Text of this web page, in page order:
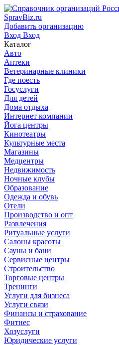
SpravBiz.ru
Добавить организацию
Вход Вход
Каталог
Авто
Аптеки
Ветеринарные клиники
Где поесть
Госуслуги
Для детей
Дома отдыха
Интернет компании
Йога центры
Кинотеатры
Культурные места
Магазины
Медцентры
Недвижимость
Ночные клубы
Образование
Одежда и обувь
Отели
Производство и опт
Развлечения
Ритуальные услуги
Салоны красоты
Сауны и бани
Сервисные центры
Строительство
Торговые центры
Тренинги
Услуги для бизнеса
Услуги связи
Финансы и страхование
Фитнес
Хозуслуги
Юридические услуги